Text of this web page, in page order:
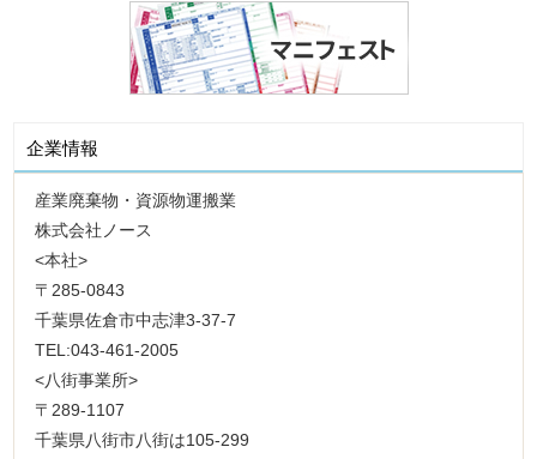
企業情報
産業廃棄物・資源物運搬業
株式会社ノース
<本社>
〒285-0843
千葉県佐倉市中志津3-37-7
TEL:043-461-2005
<八街事業所>
〒289-1107
千葉県八街市八街は105-299